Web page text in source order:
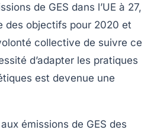
de GES dans l’UE à 27,
des objectifs pour 2020 et
collective de suivre ce
d’adapter les pratiques
est devenue une
émissions de GES des